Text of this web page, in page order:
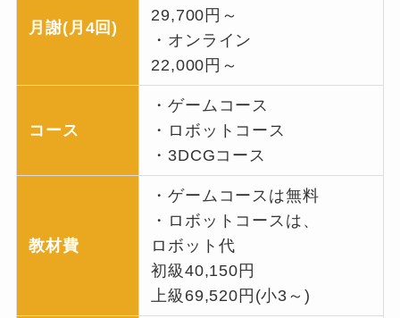
月謝(月4回)
29,700円～
・オンライン
22,000円～
コース
・ゲームコース
・ロボットコース
・3DCGコース
教材費
・ゲームコースは無料
・ロボットコースは、
ロボット代
初級40,150円
上級69,520円(小3～)